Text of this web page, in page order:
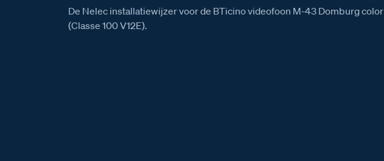
De Nelec installatiewijzer voor de BTicino videofoon M-43 Domburg color
(Classe 100 V12E).